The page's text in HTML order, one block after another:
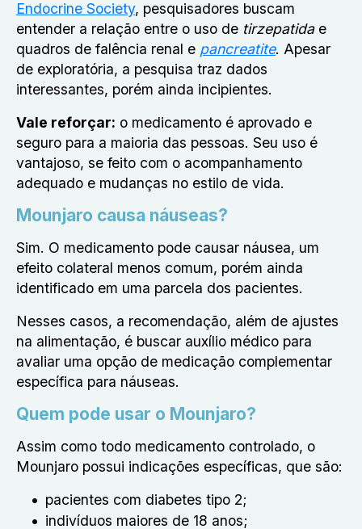
Endocrine Society, pesquisadores buscam
entender a relação entre o uso de tirzepatida e
quadros de falência renal e pancreatite. Apesar
de exploratória, a pesquisa traz dados
interessantes, porém ainda incipientes.
Vale reforçar: o medicamento é aprovado e
seguro para a maioria das pessoas. Seu uso é
vantajoso, se feito com o acompanhamento
adequado e mudanças no estilo de vida.
Mounjaro causa náuseas?
Sim. O medicamento pode causar náusea, um
efeito colateral menos comum, porém ainda
identificado em uma parcela dos pacientes.
Nesses casos, a recomendação, além de ajustes
na alimentação, é buscar auxílio médico para
avaliar uma opção de medicação complementar
específica para náuseas.
Quem pode usar o Mounjaro?
Assim como todo medicamento controlado, o
Mounjaro possui indicações específicas, que são:
pacientes com diabetes tipo 2;
indivíduos maiores de 18 anos;